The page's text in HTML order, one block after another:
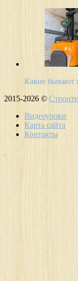
Какие бывают
2015-2026 ©
Видеоуроки
Карта сайта
Контакты